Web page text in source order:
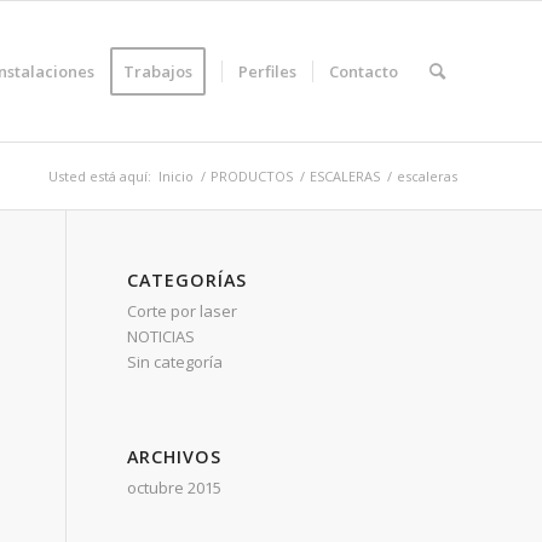
Trabajos Perfiles Contacto
Usted está aquí: Inicio / PRODUCTOS / ESCALERAS / escaleras
CATEGORÍAS
Corte por laser
NOTICIAS
Sin categoría
ARCHIVOS
octubre 2015